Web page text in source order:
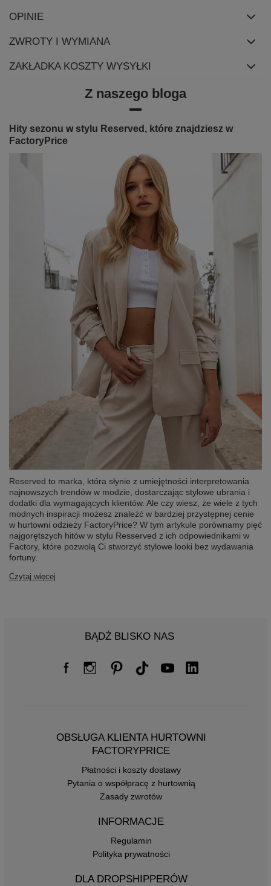
OPINIE
ZWROTY I WYMIANA
ZAKŁADKA KOSZTY WYSYŁKI
Z naszego bloga
Hity sezonu w stylu Reserved, które znajdziesz w
FactoryPrice
Reserved to marka, która słynie z umiejętności interpretowania
najnowszych trendów w modzie, dostarczając stylowe ubrania i
dodatki dla wymagających klientów. Ale czy wiesz, że wiele z tych
modnych inspiracji możesz znaleźć w bardziej przystępnej cenie
w hurtowni odzieży FactoryPrice? W tym artykule porównamy pięć
najgorętszych hitów w stylu Resserved z ich odpowiednikami w
Factory, które pozwolą Ci stworzyć stylowe looki bez wydawania
fortuny.
Czytaj więcej
BĄDŹ BLISKO NAS
OBSŁUGA KLIENTA HURTOWNI
FACTORYPRICE
Płatności i koszty dostawy
Pytania o współpracę z hurtownią
Zasady zwrotów
INFORMACJE
Regulamin
Polityka prywatności
DLA DROPSHIPPERÓW